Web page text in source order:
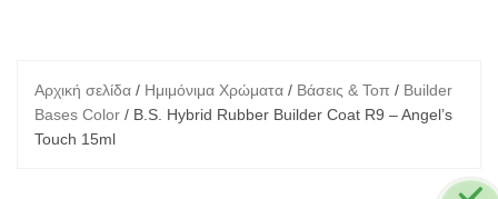
Αρχική σελίδα / Ημιμόνιμα Χρώματα / Βάσεις & Τοπ / Builder
Bases Color / B.S. Hybrid Rubber Builder Coat R9 – Angel’s
Touch 15ml